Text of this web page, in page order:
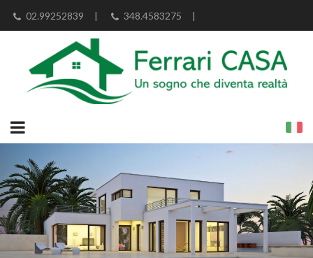
02.99252839 | 348.4583275 |
info@ferraricasa.eu